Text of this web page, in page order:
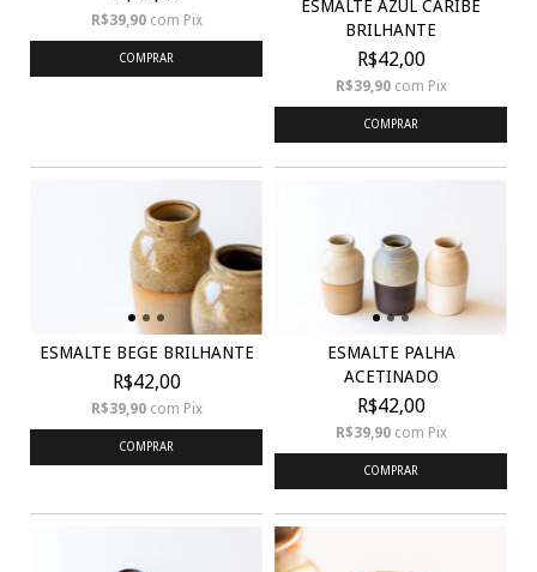
R$39,90 com Pix
COMPRAR
ESMALTE AZUL CARIBE
BRILHANTE
R$42,00
R$39,90 com Pix
COMPRAR
ESMALTE BEGE BRILHANTE
R$42,00
R$39,90 com Pix
COMPRAR
ESMALTE PALHA
ACETINADO
R$42,00
R$39,90 com Pix
COMPRAR